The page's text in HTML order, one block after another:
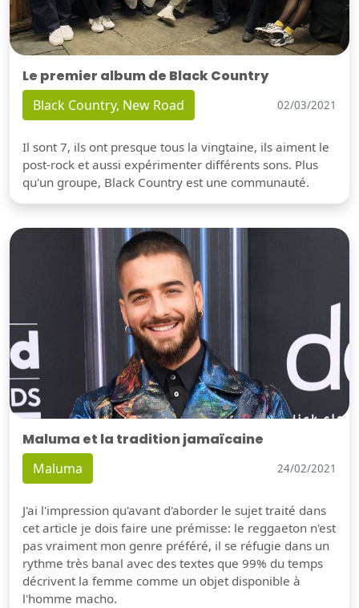
Le premier album de Black Country
Black Country, New Road 02/03/2021
Il sont 7, ils ont presque tous la vingtaine, ils aiment le
post-rock et aussi expérimenter différents sons. Plus
qu'un groupe, Black Country est une communauté.
Maluma et la tradition jamaïcaine
Maluma 24/02/2021
J'ai l'impression qu'avant d'aborder le sujet traité dans
cet article je dois faire une prémisse: le reggaeton n'est
pas vraiment mon genre préféré, il se réfugie dans un
rythme très banal avec des textes que 99% du temps
décrivent la femme comme un objet disponible à
l'homme macho.